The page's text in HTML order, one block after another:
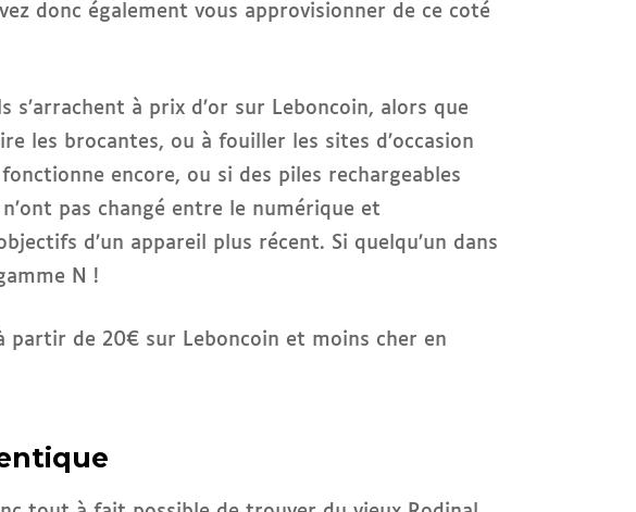
donc également vous approvisionner de ce coté
s’arrachent à prix d’or sur Leboncoin, alors que
les brocantes, ou à fouiller les sites d’occasion
encore, ou si des piles rechargeables
pas changé entre le numérique et
d’un appareil plus récent. Si quelqu’un dans
N !
partir de 20€ sur Leboncoin et moins cher en